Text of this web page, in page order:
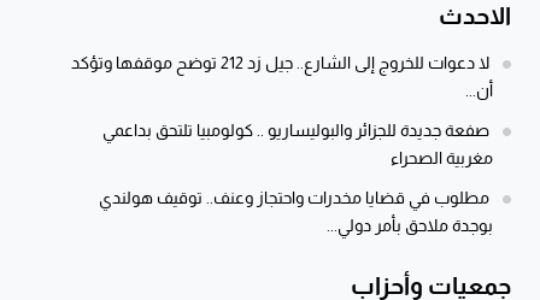
الاحدث
لا دعوات للخروج إلى الشارع.. جيل زد 212 توضح موقفها وتؤكد
أن...
صفعة جديدة للجزائر والبوليساريو .. كولومبيا تلتحق بداعمي
مغربية الصحراء
مطلوب في قضايا مخدرات واحتجاز وعنف.. توقيف هولندي
بوجدة ملاحق بأمر دولي...
جمعيات وأحزاب